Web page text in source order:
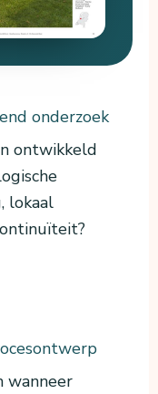
onderzoek
ontwikkeld
lokaal
wanneer